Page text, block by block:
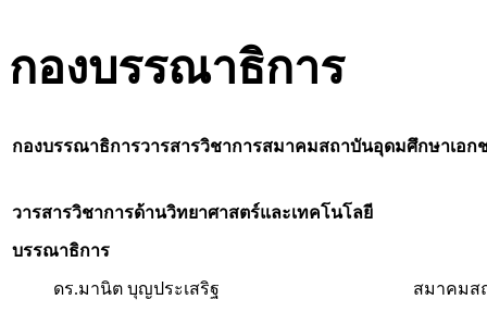
กองบรรณาธิการ
กองบรรณาธิการวารสารวิชาการสมาคมสถาบันอุดมศึกษาเอก
วารสารวิชาการด้านวิทยาศาสตร์และเทคโนโลยี
บรรณาธิการ
ดร.มานิต บุญประเสริฐ สมาคมส